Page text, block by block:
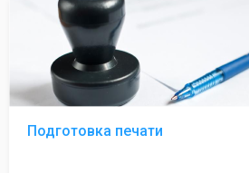
подаче документов на регистрацию.
Подготовка печати